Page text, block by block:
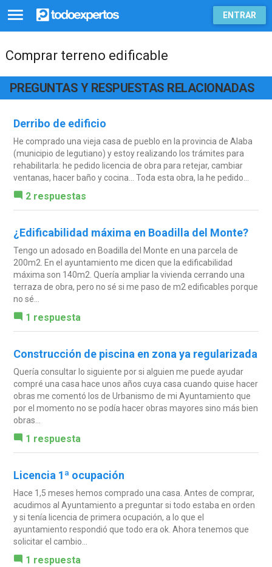
ENTRAR
Comprar terreno edificable
PREGUNTAS Y RESPUESTAS RELACIONADAS
Derribo de edificio
He comprado una vieja casa de pueblo en la provincia de Alaba
(municipio de legutiano) y estoy realizando los trámites para
rehabilitarla: he pedido licencia de obra para retejar, cambiar
ventanas, hacer baño y cocina... Toda esta obra, la he pedido...
2 respuestas
¿Edificabilidad máxima en Boadilla del Monte?
Tengo un adosado en Boadilla del Monte en una parcela de
200m2. En el ayuntamiento me dicen que la edificabilidad
máxima son 140m2. Quería ampliar la vivienda cerrando una
terraza de obra, pero no sé si me paso de m2 edificables porque
no sé...
1 respuesta
Construcción de piscina en zona ya regularizada
Quería consultar lo siguiente por si alguien me puede ayudar
compré una casa hace unos años cuya casa cuando quise hacer
obras me comentó los de Urbanismo de mi Ayuntamiento que
por el momento no se podía hacer obras mayores sino más bien
obras...
1 respuesta
Licencia 1ª ocupación
Hace 1,5 meses hemos comprado una casa. Antes de comprar,
acudimos al Ayuntamiento a preguntar si todo estaba en orden
y si tenía licencia de primera ocupación, a lo que el
ayuntamiento respondió que todo era ok. Ahora tenemos que
solicitar el cambio...
1 respuesta